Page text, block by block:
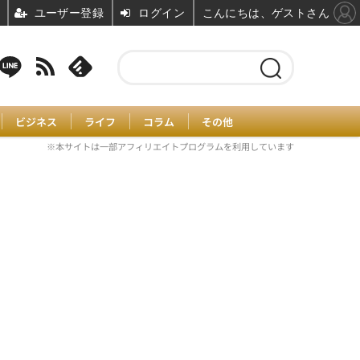
ビジネス ライフ コラム その他
※本サイトは一部アフィリエイトプログラムを利用しています
ユーザー登録 ログイン こんにちは、ゲストさん